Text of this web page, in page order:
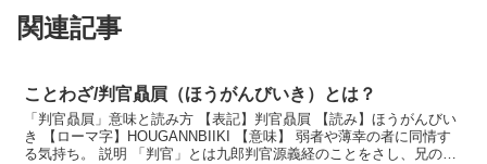
関連記事
ことわざ/判官贔屓（ほうがんびいき）とは？
「判官贔屓」意味と読み方 【表記】判官贔屓 【読み】ほうがんびい
き 【ローマ字】HOUGANNBIIKI 【意味】 弱者や薄幸の者に同情す
る気持ち。 説明 「判官」とは九郎判官源義経のことをさし、兄の頼